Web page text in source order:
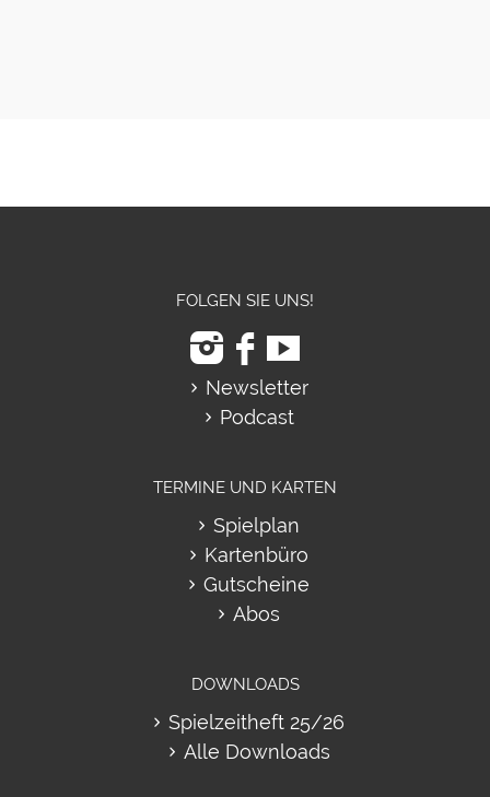
FOLGEN SIE UNS!
Newsletter
Podcast
TERMINE UND KARTEN
Spielplan
Kartenbüro
Gutscheine
Abos
DOWNLOADS
Spielzeitheft 25/26
Alle Downloads